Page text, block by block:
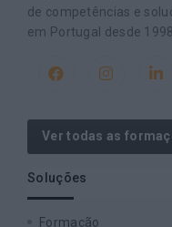
de competências e
em Portugal desde 1998.
Ver todas as
Soluções
Formação